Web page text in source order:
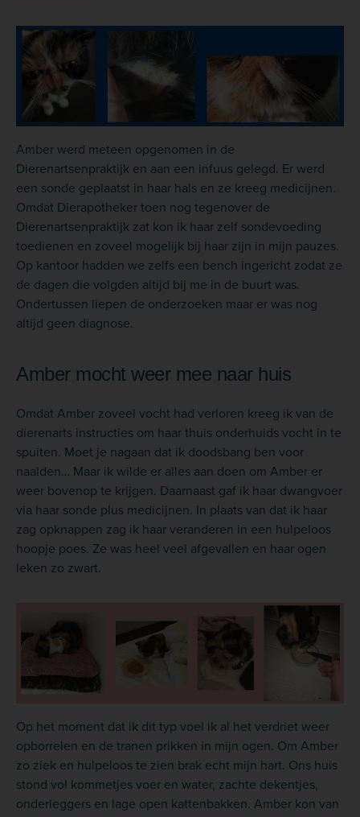
Amber werd meteen opgenomen in de
Dierenartsenpraktijk en aan een infuus gelegd. Er werd
een sonde geplaatst in haar hals en ze kreeg medicijnen.
Omdat Dierapotheker toen nog tegenover de
Dierenartsenpraktijk zat kon ik haar zelf sondevoeding
toedienen en zoveel mogelijk bij haar zijn in mijn pauzes.
Op kantoor hadden we zelfs een bench ingericht zodat ze
de dagen die volgden altijd bij me in de buurt was.
Ondertussen liepen de onderzoeken maar er was nog
altijd geen diagnose.
Amber mocht weer mee naar huis
Omdat Amber zoveel vocht had verloren kreeg ik van de
dierenarts instructies om haar thuis onderhuids vocht in te
spuiten. Moet je nagaan dat ik doodsbang ben voor
naalden… Maar ik wilde er alles aan doen om Amber er
weer bovenop te krijgen. Daarnaast gaf ik haar dwangvoer
via haar sonde plus medicijnen. In plaats van dat ik haar
zag opknappen zag ik haar veranderen in een hulpeloos
hoopje poes. Ze was heel veel afgevallen en haar ogen
leken zo zwart.
Op het moment dat ik dit typ voel ik al het verdriet weer
opborrelen en de tranen prikken in mijn ogen. Om Amber
zo ziek en hulpeloos te zien brak echt mijn hart. Ons huis
stond vol kommetjes voer en water, zachte dekentjes,
onderleggers en lage open kattenbakken. Amber kon van